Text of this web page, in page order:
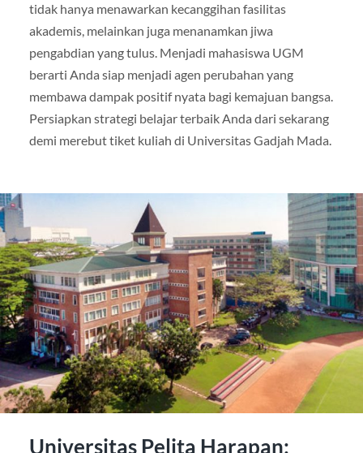
tidak hanya menawarkan kecanggihan fasilitas
akademis, melainkan juga menanamkan jiwa
pengabdian yang tulus. Menjadi mahasiswa UGM
berarti Anda siap menjadi agen perubahan yang
membawa dampak positif nyata bagi kemajuan bangsa.
Persiapkan strategi belajar terbaik Anda dari sekarang
demi merebut tiket kuliah di Universitas Gadjah Mada.
Universitas Pelita Harapan: